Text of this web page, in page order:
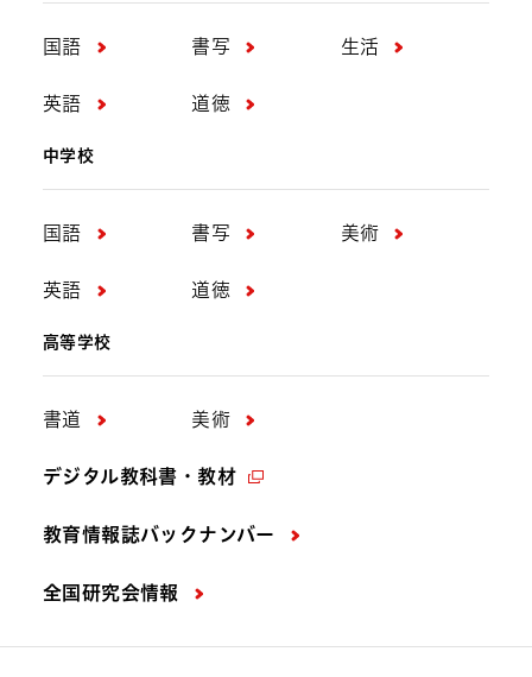
国語 書写 生活
英語 道徳
中学校
国語 書写 美術
英語 道徳
高等学校
書道 美術
デジタル教科書・教材
教育情報誌バックナンバー
全国研究会情報